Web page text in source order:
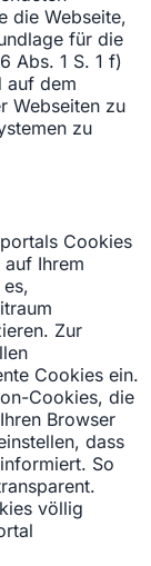
die Webseite,
für die
Abs. 1 S. 1 f)
auf dem
Webseiten zu
zu
Cookies
Ihrem
Zur
Cookies ein.
Cookies, die
Browser
dass
So
völlig